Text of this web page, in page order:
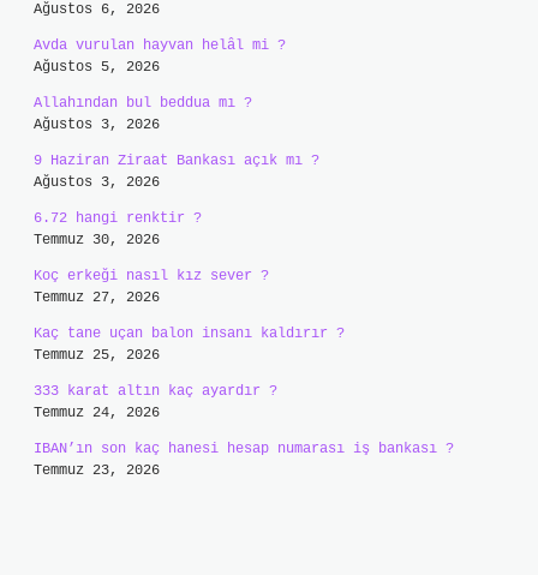
Ağustos 6, 2026
Avda vurulan hayvan helâl mi ?
Ağustos 5, 2026
Allahından bul beddua mı ?
Ağustos 3, 2026
9 Haziran Ziraat Bankası açık mı ?
Ağustos 3, 2026
6.72 hangi renktir ?
Temmuz 30, 2026
Koç erkeği nasıl kız sever ?
Temmuz 27, 2026
Kaç tane uçan balon insanı kaldırır ?
Temmuz 25, 2026
333 karat altın kaç ayardır ?
Temmuz 24, 2026
IBAN’ın son kaç hanesi hesap numarası iş bankası ?
Temmuz 23, 2026